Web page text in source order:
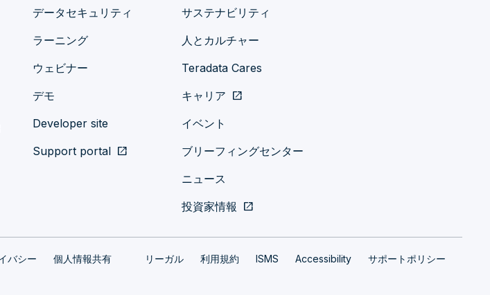
データセキュリティ
ラーニング
ウェビナー
デモ
Developer site
Support portal open_in_new
サステナビリティ
人とカルチャー
Teradata Cares
キャリア open_in_new
イベント
ブリーフィングセンター
ニュース
投資家情報 open_in_new
バシー 個人情報共有 リーガル 利用規約 ISMS Accessibility サポートポリシー